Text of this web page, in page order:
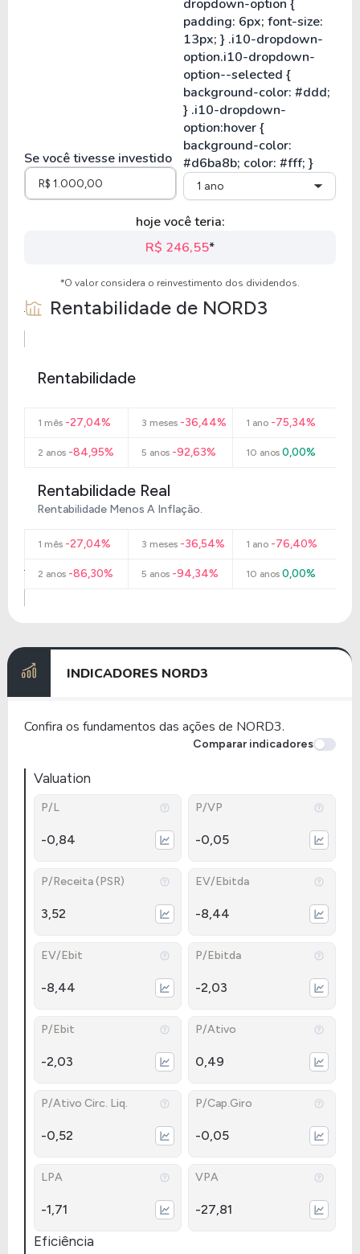
Se você tivesse investido
1 ano
hoje você teria:
R$ 246,55*
*O valor considera o reinvestimento dos dividendos.
Rentabilidade de NORD3
Rentabilidade
1 mês -27,04% 3 meses -36,44% 1 ano-75,34%
2 anos -84,95% 5 anos -92,63% 10 anos0,00%
Rentabilidade Real
Rentabilidade Menos A Inflação.
1 mês -27,04% 3 meses -36,54% 1 ano-76,40%
2 anos -86,30% 5 anos -94,34% 10 anos0,00%
INDICADORES NORD3
Confira os fundamentos das ações de NORD3.
Comparar indicadores
Valuation
P/L
-0,84
P/VP
-0,05
P/Receita (PSR)
3,52
EV/Ebitda
-8,44
EV/Ebit
-8,44
P/Ebitda
-2,03
P/Ebit
-2,03
P/Ativo
0,49
P/Ativo Circ. Liq.
-0,52
P/Cap.Giro
-0,05
LPA
-1,71
VPA
-27,81
Eficiência